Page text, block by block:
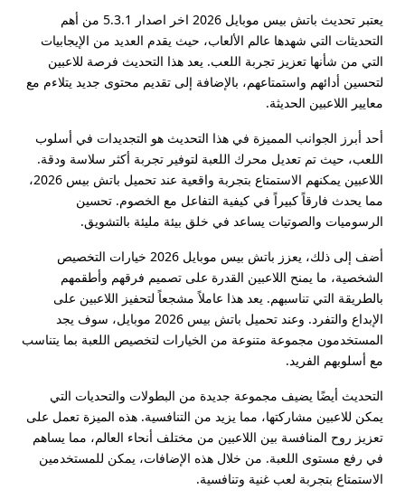
يعتبر تحديث باتش بيس موبايل 2026 اخر اصدار 5.3.1 من أهم
التحديثات التي شهدها عالم الألعاب، حيث يقدم العديد من الإيجابيات
التي من شأنها تعزيز تجربة اللعب. يعد هذا التحديث فرصة للاعبين
لتحسين أدائهم واستمتاعهم، بالإضافة إلى تقديم محتوى جديد يتلاءم مع
معايير اللاعبين الحديثة.
أحد أبرز الجوانب المميزة في هذا التحديث هو التجديدات في أسلوب
اللعب، حيث تم تعديل محرك اللعبة لتوفير تجربة أكثر سلاسة ودقة.
اللاعبين يمكنهم الاستمتاع بتجربة واقعية عند تحميل باتش بيس 2026،
مما يحدث فارقاً كبيراً في كيفية التفاعل مع الخصوم. تحسين
الرسوميات والصوتيات يساعد في خلق بيئة مليئة بالتشويق.
أضف إلى ذلك، يعزز باتش بيس موبايل 2026 خيارات التخصيص
الشخصية، ما يمنح اللاعبين القدرة على تصميم فرقهم وأطقمهم
بالطريقة التي تناسبهم. يعد هذا عاملاً مشجعاً لتحفيز اللاعبين على
الإبداع والتفرد. وعند تحميل باتش بيس 2026 موبايل، سوف يجد
المستخدمون مجموعة متنوعة من الخيارات لتخصيص اللعبة بما يتناسب
مع أسلوبهم الفريد.
التحديث أيضًا يضيف مجموعة جديدة من البطولات والتحديات التي
يمكن للاعبين مشاركتها، مما يزيد من التنافسية. هذه الميزة تعمل على
تعزيز روح المنافسة بين اللاعبين من مختلف أنحاء العالم، مما يساهم
في رفع مستوى اللعبة. من خلال هذه الإضافات، يمكن للمستخدمين
الاستمتاع بتجربة لعب غنية وتنافسية.